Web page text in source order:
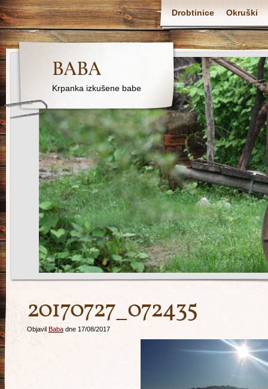
Drobtinice Okruški
BABA
Krpanka izkušene babe
20170727_072435
Objavil Baba dne 17/08/2017